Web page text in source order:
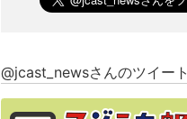
@jcast_newsさんのツイート